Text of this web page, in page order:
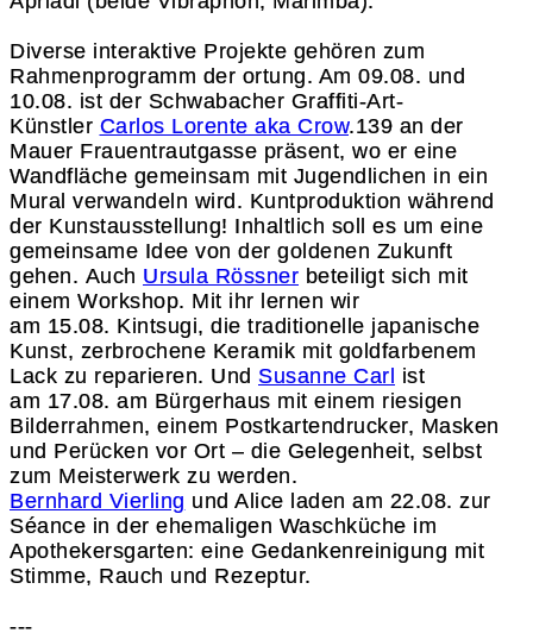
Diverse interaktive Projekte gehören zum
Rahmenprogramm der ortung. Am 09.08. und
10.08. ist der Schwabacher Graffiti-Art-
Künstler Carlos Lorente aka Crow.139 an der
Mauer Frauentrautgasse präsent, wo er eine
Wandfläche gemeinsam mit Jugendlichen in ein
Mural verwandeln wird. Kuntproduktion während
der Kunstausstellung! Inhaltlich soll es um eine
gemeinsame Idee von der goldenen Zukunft
gehen. Auch Ursula Rössner beteiligt sich mit
einem Workshop. Mit ihr lernen wir
am 15.08. Kintsugi, die traditionelle japanische
Kunst, zerbrochene Keramik mit goldfarbenem
Lack zu reparieren. Und Susanne Carl ist
am 17.08. am Bürgerhaus mit einem riesigen
Bilderrahmen, einem Postkartendrucker, Masken
und Perücken vor Ort – die Gelegenheit, selbst
zum Meisterwerk zu werden.
Bernhard Vierling und Alice laden am 22.08. zur
Séance in der ehemaligen Waschküche im
Apothekersgarten: eine Gedankenreinigung mit
Stimme, Rauch und Rezeptur.
---